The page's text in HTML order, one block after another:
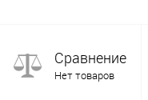
Сравнение
Нет товаров